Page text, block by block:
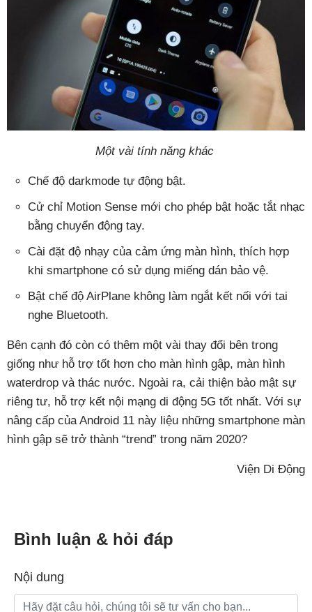
Một vài tính năng khác
Chế độ darkmode tự động bật.
Cử chỉ Motion Sense mới cho phép bật hoặc tắt nhạc
bằng chuyển động tay.
Cài đặt độ nhạy của cảm ứng màn hình, thích hợp
khi smartphone có sử dụng miếng dán bảo vệ.
Bật chế độ AirPlane không làm ngắt kết nối với tai
nghe Bluetooth.
Bên cạnh đó còn có thêm một vài thay đổi bên trong
giống như hỗ trợ tốt hơn cho màn hình gập, màn hình
waterdrop và thác nước. Ngoài ra, cải thiện bảo mật sự
riêng tư, hỗ trợ kết nội mạng di động 5G tốt nhất. Với sự
nâng cấp của Android 11 này liệu những smartphone màn
hình gập sẽ trở thành “trend” trong năm 2020?
Viện Di Động
Bình luận & hỏi đáp
Nội dung